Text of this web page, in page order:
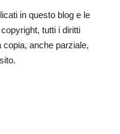
in questo blog e le
tutti i diritti
anche parziale,